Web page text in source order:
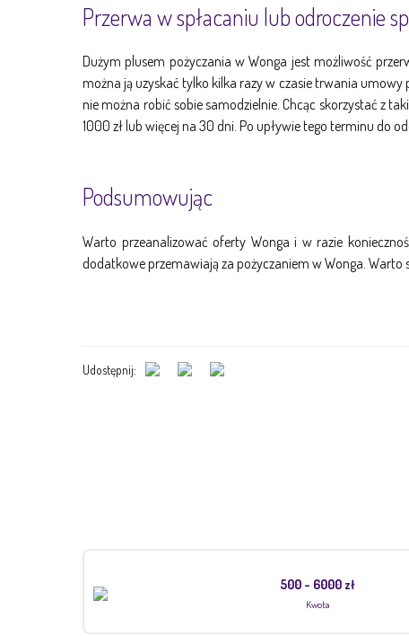
Przerwa w spłacaniu lub odroczenie
Dużym plusem pożyczania w Wonga jest możliwość
można ją uzyskać tylko kilka razy w czasie trwania umowy
nie można robić sobie samodzielnie. Chcąc skorzystać z
1000 zł lub więcej na 30 dni. Po upływie tego terminu do
Podsumowując
Warto przeanalizować oferty Wonga i w razie
dodatkowe przemawiają za pożyczaniem w Wonga. Warto
Udostępnij:
500 - 6000 zł
Kwota